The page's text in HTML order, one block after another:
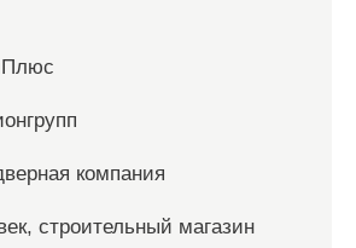
компания
строительный магазин